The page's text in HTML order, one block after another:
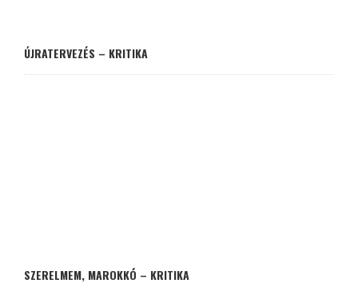
ÚJRATERVEZÉS – KRITIKA
SZERELMEM, MAROKKÓ – KRITIKA